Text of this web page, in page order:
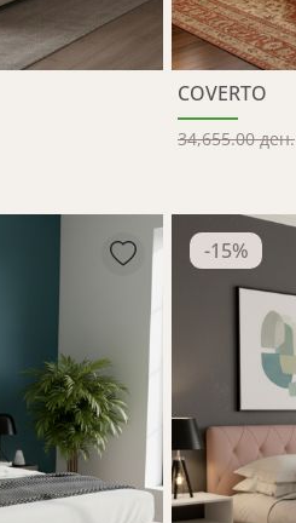
COVERTO
34,655.00 ден.
-15%